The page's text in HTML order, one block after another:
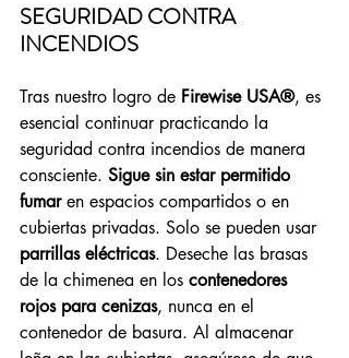
SEGURIDAD CONTRA
INCENDIOS
Tras nuestro logro de Firewise USA®, es
esencial continuar practicando la
seguridad contra incendios de manera
consciente. Sigue sin estar permitido
fumar en espacios compartidos o en
cubiertas privadas. Solo se pueden usar
parrillas eléctricas. Deseche las brasas
de la chimenea en los contenedores
rojos para cenizas, nunca en el
contenedor de basura. Al almacenar